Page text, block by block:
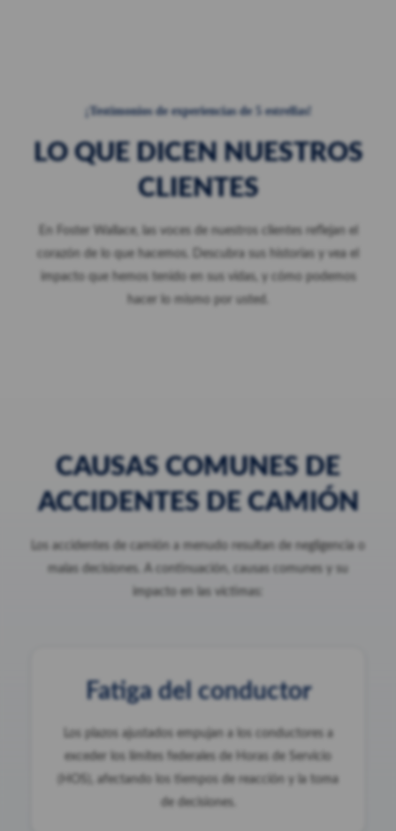
¡Testimonios de experiencias de 5 estrellas!
LO QUE DICEN NUESTROS
CLIENTES
En Foster Wallace, las voces de nuestros clientes reflejan el
corazón de lo que hacemos. Descubra sus historias y vea el
impacto que hemos tenido en sus vidas, y cómo podemos
hacer lo mismo por usted.
CAUSAS COMUNES DE
ACCIDENTES DE CAMIÓN
Los accidentes de camión a menudo resultan de negligencia o
malas decisiones. A continuación, causas comunes y su
impacto en las víctimas:
Fatiga del conductor
Los plazos ajustados empujan a los conductores a
exceder los límites federales de Horas de Servicio
(HOS), afectando los tiempos de reacción y la toma
de decisiones.